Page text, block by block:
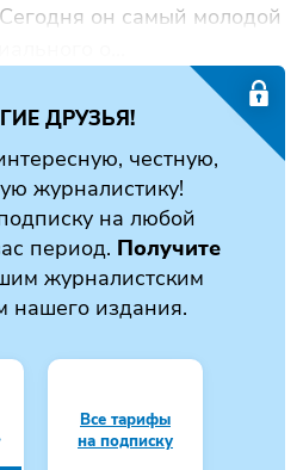
он самый молодой
ДРУЗЬЯ!
честную,
журналистику!
на любой
период. Получите
журналистским
нашего издания.
Все тарифы
на подписку